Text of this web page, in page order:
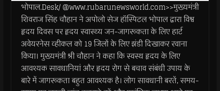
भोपाल.Desk/ @www.rubarunewsworld.com>>मुख्यमंत्री
शिवराज सिंह चौहान ने अपोलो सेज हॉस्पिटल भोपाल द्वारा विश्व
हृदय दिवस पर हृदय स्वास्थ्य जन-जागरूकता के लिए हार्ट
अवेयरनेस व्हीकल को 19 जिलों के लिए झंडी दिखाकर रवाना
किया। मुख्यमंत्री श्री चौहान ने कहा कि स्वस्थ हृदय के लिए
आवश्यक सावधानियां और हृदय रोग से बचाव संबंधी उपाय के
बारे में जागरूकता बहुत आवश्यक है। लोग सावधानी बरतें, समय-